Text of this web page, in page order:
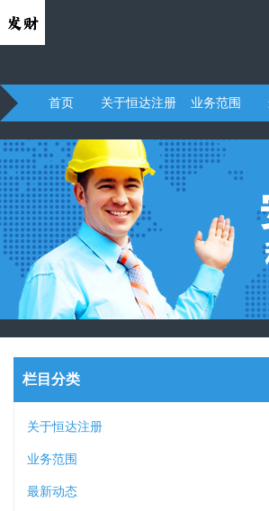
首页 关于恒达注册 业务范围
栏目分类
关于恒达注册
业务范围
最新动态